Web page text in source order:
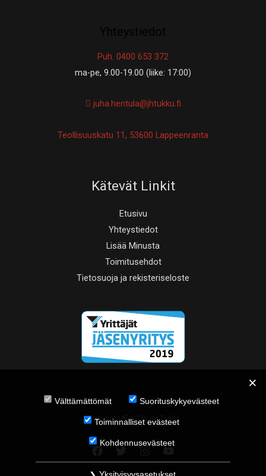
Puh. 0400 653 372
ma-pe, 9.00-19.00 (liike: 17:00)
juha.hentula@jhtukku.fi
Teollisuuskatu 11, 53600 Lappeenranta
Kätevät Linkit
Etusivu
Yhteystiedot
Lisää Minusta
Toimitusehdot
Tietosuoja ja rekisteriseloste
Copyright © 2026 JH Tukku
Välttämättömät Suorituskykyevästeet
Toiminnalliset evästeet
Kohdennusevästeet